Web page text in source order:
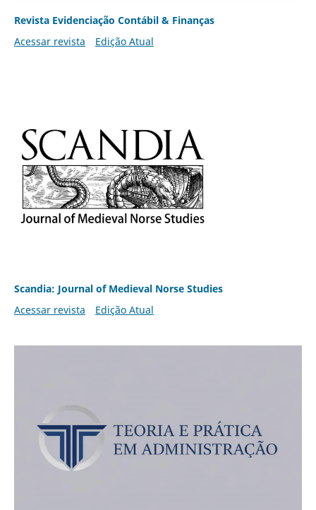
Revista Evidenciação Contábil & Finanças
Acessar revista
Edição Atual
Scandia: Journal of Medieval Norse Studies
Acessar revista
Edição Atual